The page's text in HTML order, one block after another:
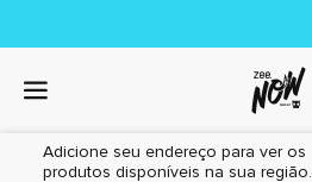
Adicione seu endereço para ver os
produtos disponíveis na sua região.
Home|Cães|Higiene